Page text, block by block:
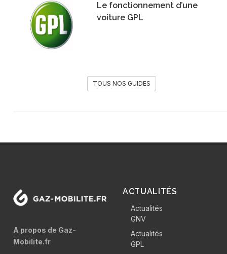
Le fonctionnement d’une
voiture GPL
TOUS NOS GUIDES
A propos de Gaz-
Mobilite.fr
ACTUALITÉS
Actualités
GNV
Actualités
GPL